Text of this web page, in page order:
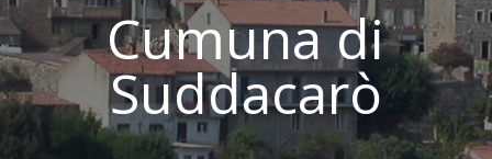
Cumuna di
Suddacarò